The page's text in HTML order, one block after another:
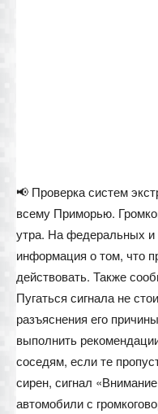
📢 Проверка систем
всему Приморью.
утра. На федеральных и
информация о том, что
действовать. Также
Пугаться сигнала не
разъяснения его
выполнить
соседям, если те
сирен, сигнал
автомобили с